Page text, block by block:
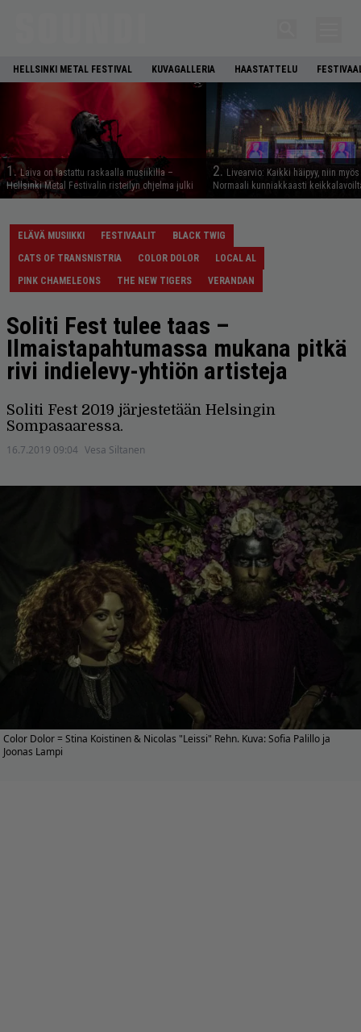
HELLSINKI METAL FESTIVAL KUVAGALLERIA HAASTATTELU
1. Laiva on lastattu raskaalla musiikilla –
Hellsinki Metal Festivalin risteilyn ohjelma julki
2. Livearvio: Kaikki häipyy, niin myös
Normaali kunniakkaasti
ELÄVÄ MUSIIKKI FESTIVAALIT
BLACK TWIG
CATS OF TRANSNISTRIA
COLOR DOLOR
LOCAL AL
PINK CHAMELEONS
THE NEW TIGERS VERANDAN
Soliti Fest tulee taas –
Ilmaistapahtumassa mukana pitkä
rivi indielevy-yhtiön artisteja
Soliti Fest 2019 järjestetään Helsingin
Sompasaaressa.
16.7.2019 09:04 Vesa Siltanen
Color Dolor = Stina Koistinen & Nicolas "Leissi" Rehn. Kuva: Sofia Palillo ja
Joonas Lampi